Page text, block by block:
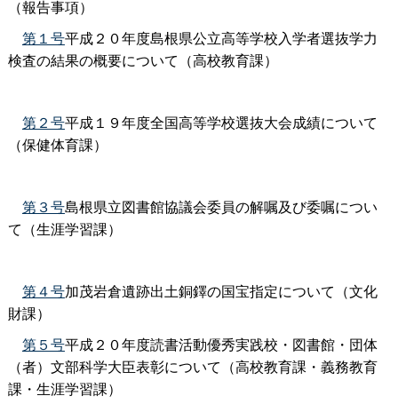
（報告事項）
第１号平成２０年度島根県公立高等学校入学者選抜学力
検査の結果の概要について（高校教育課）
第２号平成１９年度全国高等学校選抜大会成績について
（保健体育課）
第３号島根県立図書館協議会委員の解嘱及び委嘱につい
て（生涯学習課）
第４号加茂岩倉遺跡出土銅鐸の国宝指定について（文化
財課）
第５号平成２０年度読書活動優秀実践校・図書館・団体
（者）文部科学大臣表彰について（高校教育課・義務教育
課・生涯学習課）